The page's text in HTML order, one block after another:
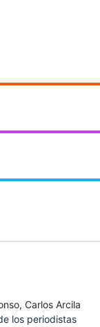
Carlos Arcila
los periodistas